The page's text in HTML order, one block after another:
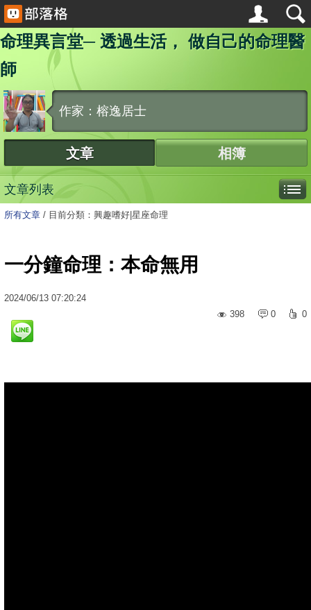
命理異言堂─ 透過生活， 做自己的命理醫
師
作家：榕逸居士
文章 相簿
文章列表
所有文章 / 目前分類：興趣嗜好|星座命理
一分鐘命理：本命無用
2024/06/13 07:20:24
398
0 0